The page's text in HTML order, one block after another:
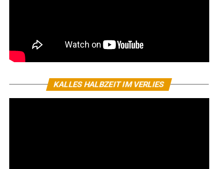
KALLES HALBZEIT IM VERLIES